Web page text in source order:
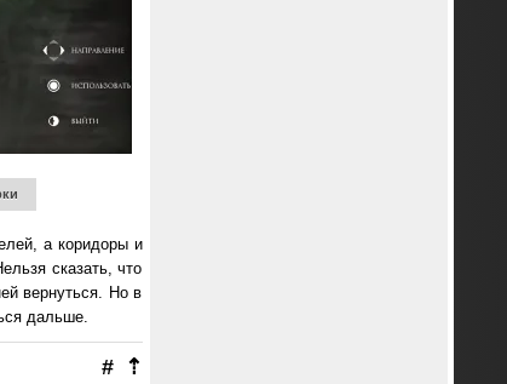
а коридоры и
сказать, что
вернуться. Но в
дальше.
⇡
#